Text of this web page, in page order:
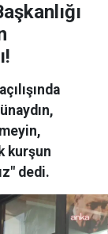
kurşun
dedi.